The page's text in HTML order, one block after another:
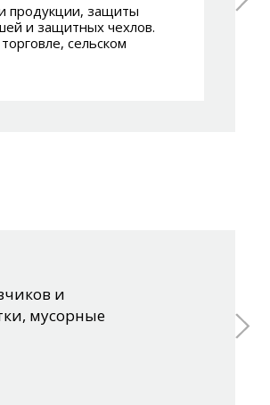
продукции, защиты
и защитных чехлов.
сельском
и
мусорные